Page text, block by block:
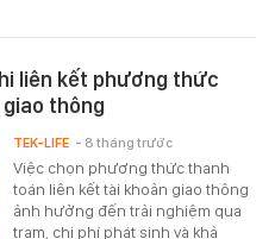
liên kết phương thức
thông
Việc chọn phương thức thanh
toán liên kết tài khoản giao thông
ảnh hưởng đến trải nghiệm qua
trạm, chi phí phát sinh và khả
TEK-LIFE - 8 tháng trước